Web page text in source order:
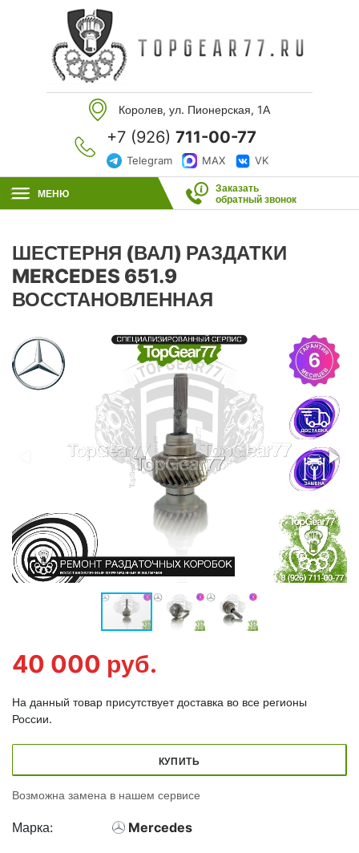
Королев, ул. Пионерская, 1А
+7 (926) 711-00-77
Telegram MAX VK
МЕНЮ
Заказать
обратный звонок
ШЕСТЕРНЯ (ВАЛ) РАЗДАТКИ
MERCEDES 651.9
ВОССТАНОВЛЕННАЯ
40 000 руб.
На данный товар присутствует доставка во все регионы
России.
КУПИТЬ
Возможна замена в нашем сервисе
Марка: Mercedes